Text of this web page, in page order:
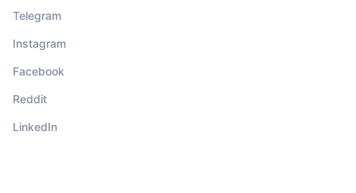
Telegram
Instagram
Facebook
Reddit
LinkedIn